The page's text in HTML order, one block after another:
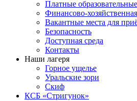
Платные
Финансово-
Вакантные места для
Безопасность
Доступная среда
Контакты
Наши лагеря
Горное ущелье
Уральские зори
Скиф
КСБ «Стригунок»